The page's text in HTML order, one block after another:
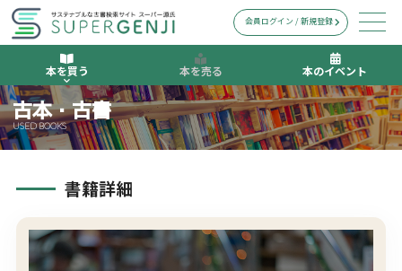
本を買う 本を売る 本のイベント
会員ログイン / 新規登録
古本・古書
USED BOOKS
書籍詳細